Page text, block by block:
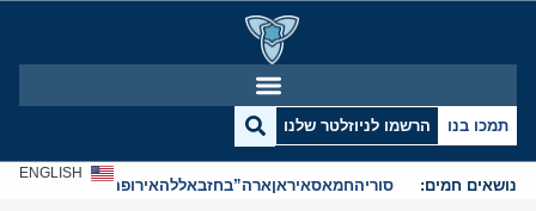
תמכו בנו הרשמו לניוזלטר שלנו
נושאים חמים: סוריהחמאסאיראןארה”בחזבאללהאירופהאנטישמיות
ENGLISH